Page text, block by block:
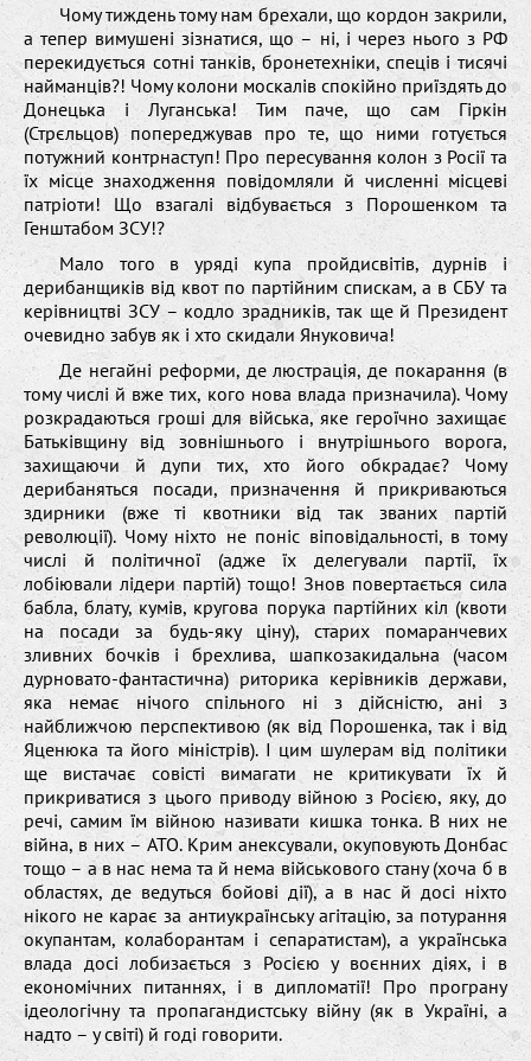
Чому тиждень тому нам брехали, що кордон закрили,
а тепер вимушені зізнатися, що – ні, і через нього з РФ
перекидується сотні танків, бронетехніки, спеців і тисячі
найманців?! Чому колони москалів спокійно приїздять до
Донецька і Луганська! Тим паче, що сам Гіркін
(Стрєльцов) попереджував про те, що ними готується
потужний контрнаступ! Про пересування колон з Росії та
їх місце знаходження повідомляли й численні місцеві
патріоти! Що взагалі відбувається з Порошенком та
Генштабом ЗСУ!?
Мало того в уряді купа пройдисвітів, дурнів і
дерибанщиків від квот по партійним спискам, а в СБУ та
керівництві ЗСУ – кодло зрадників, так ще й Президент
очевидно забув як і хто скидали Януковича!
Де негайні реформи, де люстрація, де покарання (в
тому числі й вже тих, кого нова влада призначила). Чому
розкрадаються гроші для війська, яке героїчно захищає
Батьківщину від зовнішнього і внутрішнього ворога,
захищаючи й дупи тих, хто його обкрадає? Чому
дерибаняться посади, призначення й прикриваються
здирники (вже ті квотники від так званих партій
революції). Чому ніхто не поніс віповідальності, в тому
числі й політичної (адже їх делегували партії, їх
лобіювали лідери партій) тощо! Знов повертається сила
бабла, блату, кумів, кругова порука партійних кіл (квоти
на посади за будь-яку ціну), старих помаранчевих
зливних бочків і брехлива, шапкозакидальна (часом
дурновато-фантастична) риторика керівників держави,
яка немає нічого спільного ні з дійсністю, ані з
найближчою перспективою (як від Порошенка, так і від
Яценюка та його міністрів). І цим шулерам від політики
ще вистачає совісті вимагати не критикувати їх й
прикриватися з цього приводу війною з Росією, яку, до
речі, самим їм війною називати кишка тонка. В них не
війна, в них – АТО. Крим анексували, окуповують Донбас
тощо – а в нас нема та й нема військового стану (хоча б в
областях, де ведуться бойові дії), а в нас й досі ніхто
нікого не карає за антиукраїнську агітацію, за потурання
окупантам, колаборантам і сепаратистам), а українська
влада досі лобизається з Росією у воєнних діях, і в
економічних питаннях, і в дипломатії! Про програну
ідеологічну та пропагандистську війну (як в Україні, а
надто – у світі) й годі говорити.